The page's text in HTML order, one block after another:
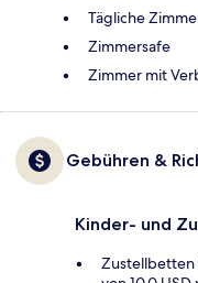
Tägliche
Zimmersafe
Zimmer mit
Gebühren &
Kinder- und
Zustellbetten